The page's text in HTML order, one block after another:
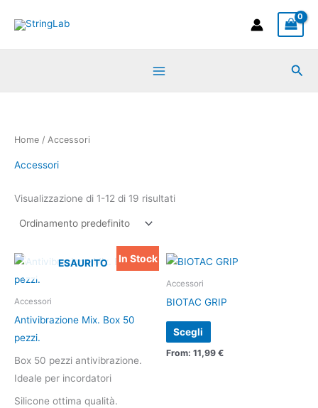
Home / Accessori
Accessori
Visualizzazione di 1-12 di 19 risultati
In Stock
ESAURITO
Accessori
Antivibrazione Mix. Box 50
pezzi.
Box 50 pezzi antivibrazione.
Ideale per incordatori
Silicone ottima qualità.
Il
prezzo
30,00 €.
Il
prezzo
Accessori
BIOTAC GRIP
Scegli
Questo
ha
Le
From: 11,99 €